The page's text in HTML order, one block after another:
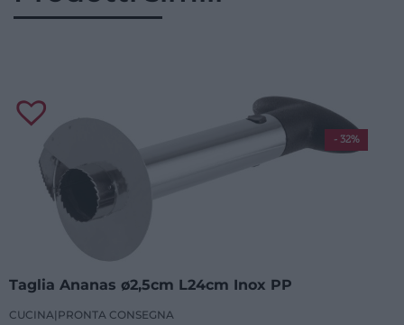
Taglia Ananas ø2,5cm L24cm Inox PP
CUCINA| PRONTA CONSEGNA
- 32%